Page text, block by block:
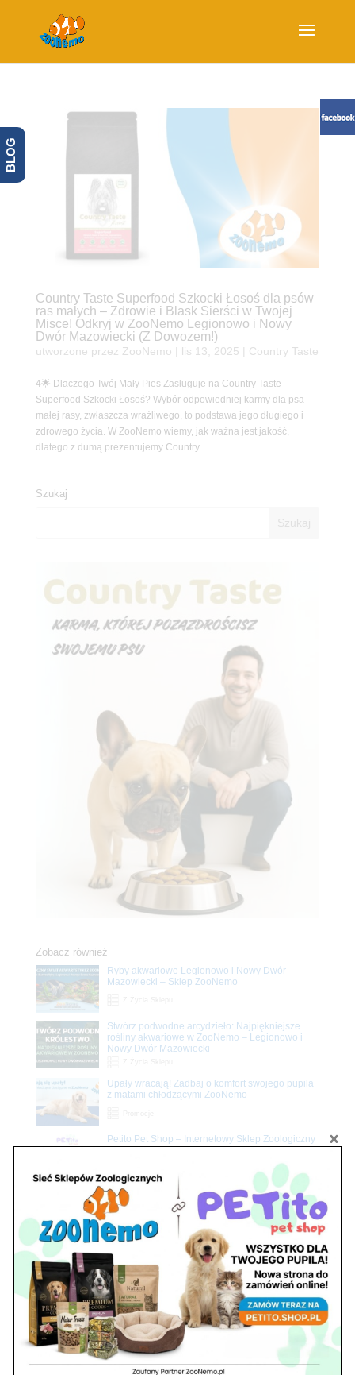
Country Taste Superfood Szkocki Łosoś dla psów
ras małych – Zdrowie i Blask Sierści w Twojej
Misce! Odkryj w ZooNemo Legionowo i Nowy
Dwór Mazowiecki (Z Dowozem!)
utworzone przez ZooNemo lis 13, 2025 Country Taste
4🌟 Dlaczego Twój Mały Pies Zasługuje na Country Taste
Superfood Szkocki Łosoś? Wybór odpowiedniej karmy dla psa
małej rasy, zwłaszcza wrażliwego, to podstawa jego długiego i
zdrowego życia. W ZooNemo wiemy, jak ważna jest jakość,
dlatego z dumą prezentujemy Country...
Szukaj
Zobacz również
Ryby akwariowe Legionowo i Nowy Dwór
Mazowiecki – Sklep ZooNemo
Stwórz podwodne arcydzieło: Najpiękniejsze
rośliny akwariowe w ZooNemo – Legionowo i
Nowy Dwór Mazowiecki
Upały wracają! Zadbaj o komfort swojego pupila
z matami chłodzącymi ZooNemo
Petito Pet Shop – Internetowy Sklep Zoologiczny
Online! Wszystko Dla Twojego Pupila | ZooNemo
Znajdź nas
Adres
05-120 Legionowo
ul. Piłsudskiego 31,
pawilon 134
tel./fax. 22 784 71 96
Godziny pracy
pon. – piąt. 10.00 – 19.00
BLOG